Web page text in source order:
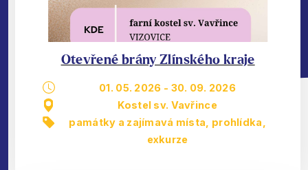
Otevřené brány Zlínského kraje
01. 05. 2026 - 30. 09. 2026
Kostel sv. Vavřince
památky a zajímavá místa
prohlídka,
exkurze